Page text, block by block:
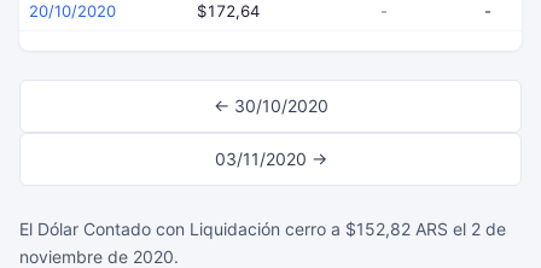
20/10/2020 $172,64 - -
← 30/10/2020
03/11/2020 →
El Dólar Contado con Liquidación cerro a $152,82 ARS el 2 de
noviembre de 2020.